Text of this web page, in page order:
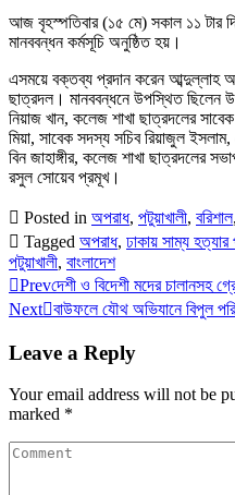
আজ বৃহস্পতিবার (১৫ মে) সকাল ১১ টার
মানববন্ধন কর্মসূচি অনুষ্ঠিত হয়।
এসময়ে বক্তব্য প্রদান করেন আব্দুল্লাহ
ছাত্রদল। মানববন্ধনে উপস্থিত ছিলেন
নিয়াজ খান, কলেজ শাখা ছাত্রদলের
মিয়া, সাবেক সদস্য সচিব রিয়াজুল
বিন জাহাঙ্গীর, কলেজ শাখা ছাত্রদলের
রসুল সোয়েব প্রমূখ।
Posted in অপরাধ, পটুয়াখালী, বরিশাল,
Tagged অপরাধ, ঢাকায় সাম্য
পটুয়াখালী, বাংলাদেশ
Prevদেশী ও বিদেশী মদের চালানসহ
Next বাউফলে যৌথ অভিযানে বিপুল
Leave a Reply
Your email address will not be
marked *